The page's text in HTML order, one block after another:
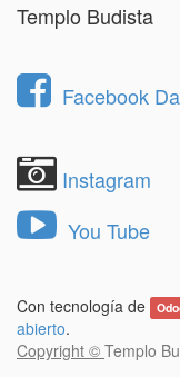
Templo Budista
Facebook
Instagram
You Tube
Con tecnología de
abierto.
Copyright © Templo